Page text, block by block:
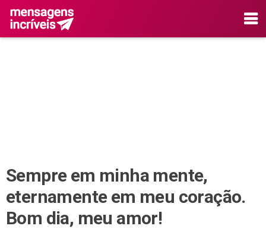
Sempre em minha mente,
eternamente em meu coração.
Bom dia, meu amor!